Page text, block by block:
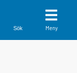
Sök Meny